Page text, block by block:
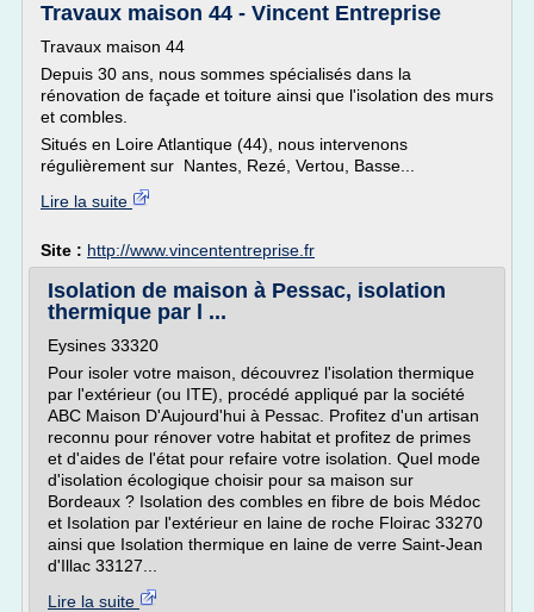
Travaux maison 44 - Vincent Entreprise
Travaux maison 44
Depuis 30 ans, nous sommes spécialisés dans la
rénovation de façade et toiture ainsi que l'isolation des murs
et combles.
Situés en Loire Atlantique (44), nous intervenons
régulièrement sur Nantes, Rezé, Vertou, Basse...
Lire la suite
Site : http://www.vincententreprise.fr
Isolation de maison à Pessac, isolation
thermique par l ...
Eysines 33320
Pour isoler votre maison, découvrez l'isolation thermique
par l'extérieur (ou ITE), procédé appliqué par la société
ABC Maison D'Aujourd'hui à Pessac. Profitez d'un artisan
reconnu pour rénover votre habitat et profitez de primes
et d'aides de l'état pour refaire votre isolation. Quel mode
d'isolation écologique choisir pour sa maison sur
Bordeaux ? Isolation des combles en fibre de bois Médoc
et Isolation par l'extérieur en laine de roche Floirac 33270
ainsi que Isolation thermique en laine de verre Saint-Jean
d'Illac 33127...
Lire la suite